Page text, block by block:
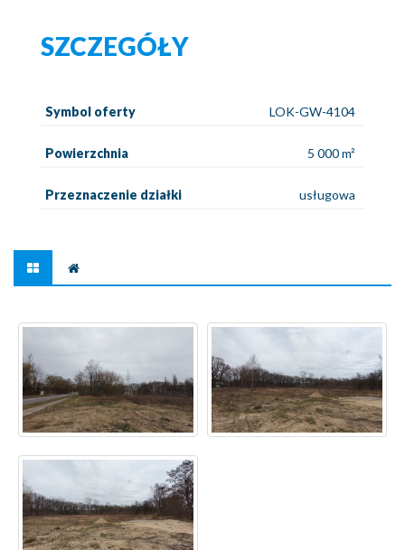
SZCZEGÓŁY
Symbol oferty LOK-GW-4104
Powierzchnia 5 000 m²
Przeznaczenie działki usługowa